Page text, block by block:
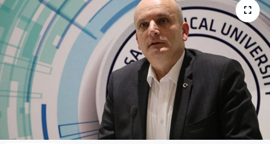
Yetiştirici Soruyor
Dünyada Tarım
Üretici Birlikleri
Şeker ve Şekerli Mamüller
Tahıllar ve Baklagiller